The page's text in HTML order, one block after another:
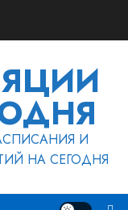
И
НА СЕГОДНЯ